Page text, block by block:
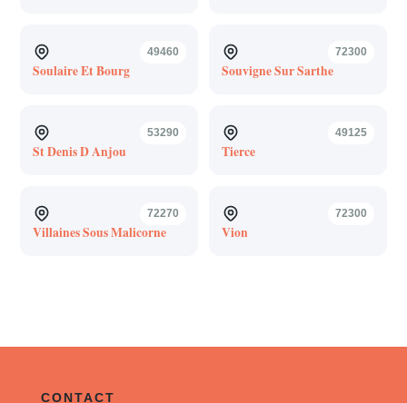
49460
Soulaire Et Bourg
72300
Souvigne Sur Sarthe
53290
St Denis D Anjou
49125
Tierce
72270
Villaines Sous Malicorne
72300
Vion
CONTACT